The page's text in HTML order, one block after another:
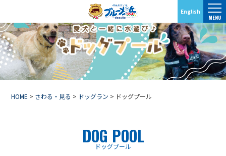
English
MENU
HOME > さわる・見る > ドッグラン > ドッグプール
DOG POOL
ドッグプール